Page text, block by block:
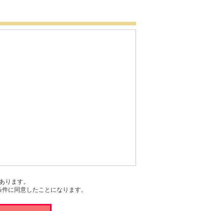
ります。
に同意したことになります。